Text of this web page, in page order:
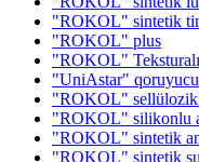
"ROKOL" sintetik
"ROKOL" plus
"ROKOL"
"UniAstar" qoruyucu
"ROKOL" sellülozik
"ROKOL" silikonlu
"ROKOL" sintetik
"ROKOL" sintetik